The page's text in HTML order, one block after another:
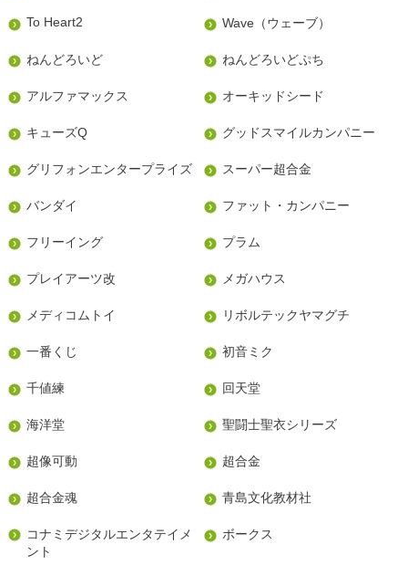
To Heart2 Wave（ウェーブ）
ねんどろいど ねんどろいどぷち
アルファマックス オーキッドシード
キューズQ グッドスマイルカンパニー
グリフォンエンタープライズ スーパー超合金
バンダイ ファット・カンパニー
フリーイング プラム
プレイアーツ改 メガハウス
メディコムトイ リボルテックヤマグチ
一番くじ 初音ミク
千値練 回天堂
海洋堂 聖闘士聖衣シリーズ
超像可動 超合金
超合金魂 青島文化教材社
コナミデジタルエンタテイメ
ント
ボークス